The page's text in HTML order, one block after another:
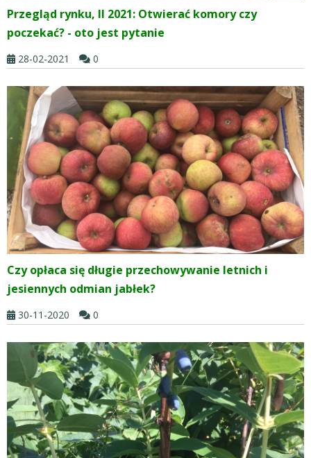
Przegląd rynku, II 2021: Otwierać komory czy
poczekać? - oto jest pytanie
28-02-2021 0
Czy opłaca się długie przechowywanie letnich i
jesiennych odmian jabłek?
30-11-2020 0